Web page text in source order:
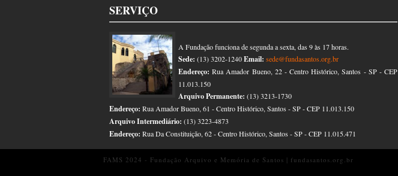
SERVIÇO
A Fundação funciona de segunda a sexta, das 9 às 17 horas.
Sede: (13) 3202-1240Email: sede@fundasantos.org.br
Endereço: Rua Amador Bueno, 22 - Centro Histórico, Santos - SP - CEP
11.013.150
Arquivo Permanente: (13) 3213-1730
Endereço: Rua Amador Bueno, 61 - Centro Histórico, Santos - SP - CEP 11.013.150
Arquivo Intermediário: (13) 3223-4873
Endereço: Rua Da Constituição, 62 - Centro Histórico, Santos - SP - CEP 11.015.471
FAMS 2024 - Fundação Arquivo e Memória de Santos | fundasantos.org.br